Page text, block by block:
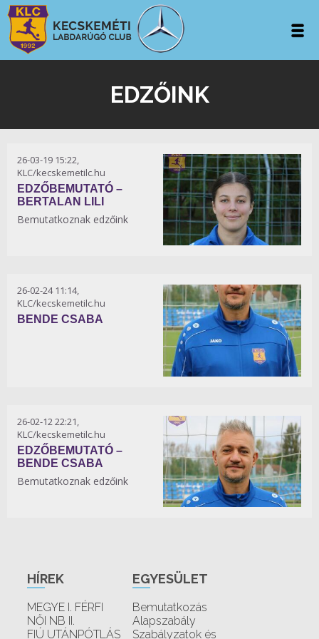
EDZŐINK
26-03-19 15:22,
KLC/kecskemetilc.hu
EDZŐBEMUTATÓ –
BERTALAN LILI
Bemutatkoznak edzőink
26-02-24 11:14,
KLC/kecskemetilc.hu
BENDE CSABA
26-02-12 22:21,
KLC/kecskemetilc.hu
EDZŐBEMUTATÓ –
BENDE CSABA
Bemutatkoznak edzőink
HÍREK
MEGYE I. FÉRFI
NŐI NB II.
FIÚ UTÁNPÓTLÁS
EGYESÜLET
Bemutatkozás
Alapszabály
Szabályzatok és